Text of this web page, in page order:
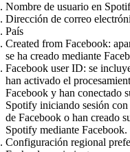
Nombre de usuario en
Dirección de correo
País
Created from Facebook:
se ha creado mediante
Facebook user ID: se
han activado el
Facebook y han conectado
Spotify iniciando sesión con
de Facebook o han creado
Spotify mediante Facebook.
Configuración regional